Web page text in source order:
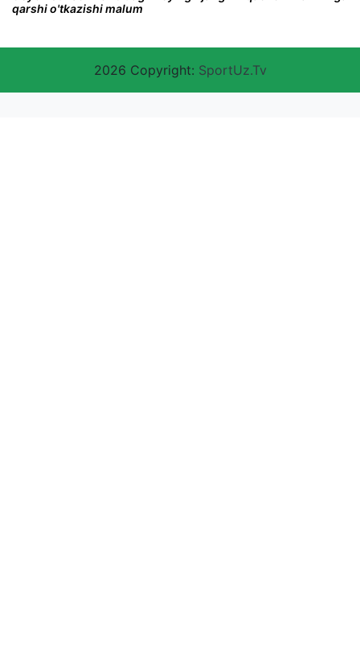
qarshi o'tkazishi malum
2026 Copyright: SportUz.Tv